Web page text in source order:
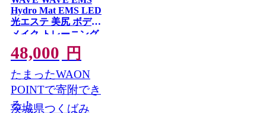
Hydro Mat EMS LED
光エステ 美尻 ボディ
メイク トレーニング
宅トレ 足 足裏 ふくら
はぎ 太もも 筋トレ フ
ットマッサージャー
ダイエット
48,000 円
たまったWAON
POINTで寄附でき
る！
茨城県つくばみ